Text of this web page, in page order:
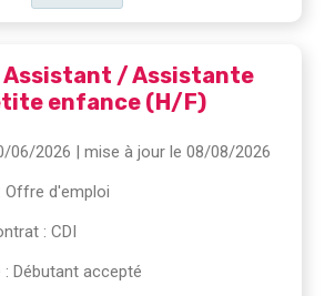
Assistant / Assistante
enfance (H/F)
06/2026 | mise à jour le 08/08/2026
Offre d'emploi
: CDI
: Débutant accepté